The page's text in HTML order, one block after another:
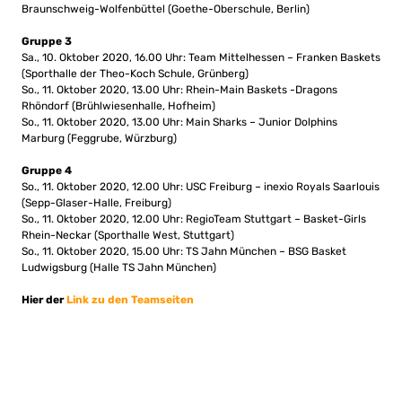
Braunschweig-Wolfenbüttel (Goethe-Oberschule, Berlin)
Gruppe 3
Sa., 10. Oktober 2020, 16.00 Uhr: Team Mittelhessen – Franken Baskets
(Sporthalle der Theo-Koch Schule, Grünberg)
So., 11. Oktober 2020, 13.00 Uhr: Rhein-Main Baskets -Dragons
Rhöndorf (Brühlwiesenhalle, Hofheim)
So., 11. Oktober 2020, 13.00 Uhr: Main Sharks – Junior Dolphins
Marburg (Feggrube, Würzburg)
Gruppe 4
So., 11. Oktober 2020, 12.00 Uhr: USC Freiburg – inexio Royals Saarlouis
(Sepp-Glaser-Halle, Freiburg)
So., 11. Oktober 2020, 12.00 Uhr: RegioTeam Stuttgart – Basket-Girls
Rhein-Neckar (Sporthalle West, Stuttgart)
So., 11. Oktober 2020, 15.00 Uhr: TS Jahn München – BSG Basket
Ludwigsburg (Halle TS Jahn München)
Hier derLink zu den Teamseiten